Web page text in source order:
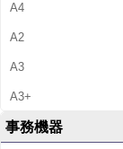
A4
A2
A3
A3+
事務機器